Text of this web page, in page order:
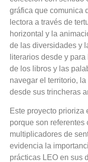
gráfica que comunica
lectora a través de
horizontal y la
de las diversidades y
literarios desde y
de los libros y las
navegar el territorio,
desde sus trincheras
Este proyecto prioriza
porque son referentes
multiplicadores de
evidencia la
prácticas LEO en sus